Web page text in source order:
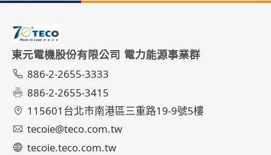
東元電機股份有限公司 電力能源事業群
886-2-2655-3333
886-2-2655-3415
115601台北市南港區三重路19-9號5樓
tecoie@teco.com.tw
tecoie.teco.com.tw